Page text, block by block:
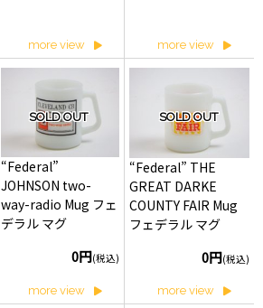
more view more view
SOLD OUT
“Federal”
JOHNSON two-
way-radio Mug フェ
デラル マグ
0円(税込)
more view
SOLD OUT
“Federal” THE
GREAT DARKE
COUNTY FAIR Mug
フェデラル マグ
0円(税込)
more view